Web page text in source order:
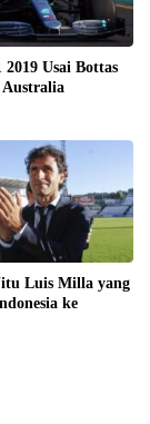
2019 Usai Bottas
Australia
Luis Milla yang
ke